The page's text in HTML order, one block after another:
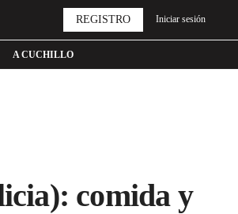
A CUCHILLO
REGISTRO Iniciar sesión
comida y